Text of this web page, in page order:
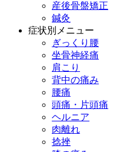
産後骨盤矯正
鍼灸
症状別メニュー
ぎっくり腰
坐骨神経痛
肩こり
背中の痛み
腰痛
頭痛・片頭痛
ヘルニア
肉離れ
捻挫